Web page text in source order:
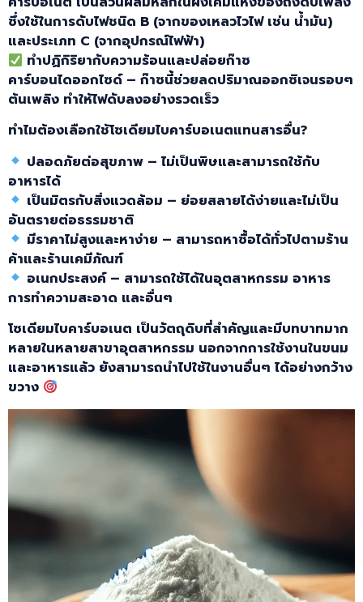
ซึ่งใช้ในการดับไฟชนิด B (จากของเหลวไวไฟ เช่น น้ำมัน)
และประเภท C (จากอุปกรณ์ไฟฟ้า)
ทำปฏิกิริยากับความร้อนและปล่อยก๊าซ
คาร์บอนไดออกไซด์ – ก๊าซนี้ช่วยลดปริมาณออกซิเจนรอบๆ
ต้นเพลิง ทำให้ไฟดับลงอย่างรวดเร็ว
ทำไมต้องเลือกใช้โซเดียมไบคาร์บอเนตแทนสารอื่น?
ปลอดภัยต่อสุขภาพ –ไม่เป็นพิษและสามารถใช้กับ
อาหารได้
เป็นมิตรกับสิ่งแวดล้อม – ย่อยสลายได้ง่ายและไม่เป็น
อันตรายต่อธรรมชาติ
มีราคาไม่สูงและหาง่าย – สามารถหาซื้อได้ทั่วไปตามร้าน
ค้าและร้านเคมีภัณฑ์
อเนกประสงค์ – สามารถใช้ได้ในอุตสาหกรรม อาหาร
การทำความสะอาด และอื่นๆ
โซเดียมไบคาร์บอเนต เป็นวัตถุดิบที่สำคัญและมีบทบาทมาก
หลายในหลายสาขาอุตสาหกรรม นอกจากการใช้งานในขนม
และอาหารแล้ว ยังสามารถนำไปใช้ในงานอื่นๆ ได้อย่างกว้าง
ขวาง